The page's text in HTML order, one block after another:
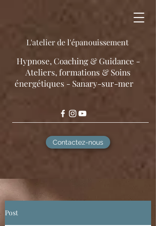
​Hypnose, Coaching & Guidance -
Ateliers, formations & Soins
énergétiques - Sanary-sur-mer
Contactez-nous
L'atelier de l'épanouissement
Post